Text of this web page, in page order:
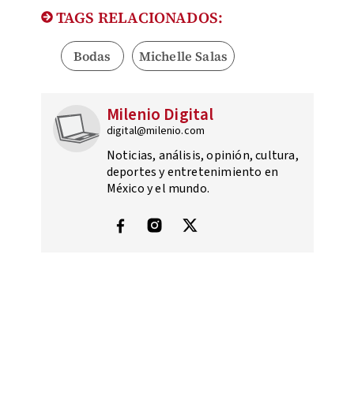
TAGS RELACIONADOS:
Bodas Michelle Salas
Milenio Digital
digital@milenio.com
Noticias, análisis, opinión, cultura,
deportes y entretenimiento en
México y el mundo.